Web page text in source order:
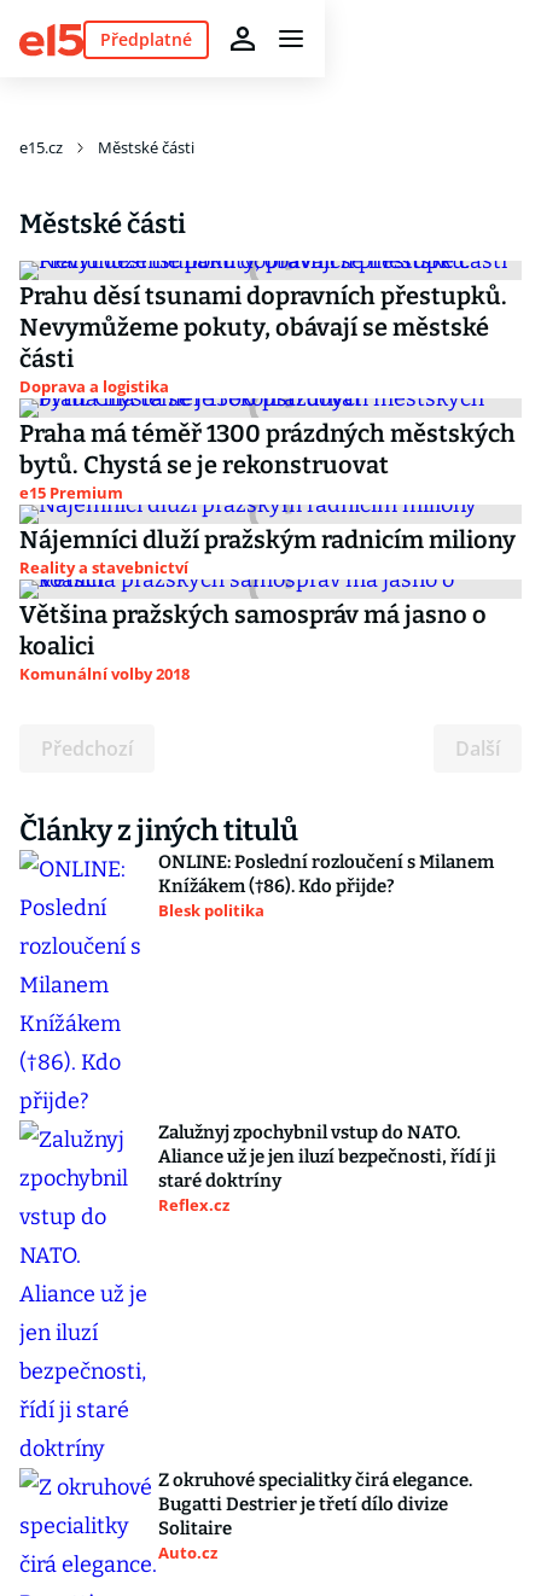
Předplatné
e15.cz Městské části
Městské části
Prahu děsí tsunami dopravních přestupků.
Nevymůžeme pokuty, obávají se městské
části
Doprava a logistika
Praha má téměř 1300 prázdných městských
bytů. Chystá se je rekonstruovat
e15 Premium
Nájemníci dluží pražským radnicím miliony
Reality a stavebnictví
Většina pražských samospráv má jasno o
koalici
Komunální volby 2018
Předchozí Další
Články z jiných titulů
ONLINE: Poslední rozloučení s Milanem
Knížákem (†86). Kdo přijde?
Blesk politika
Zalužnyj zpochybnil vstup do NATO.
Aliance už je jen iluzí bezpečnosti, řídí ji
staré doktríny
Reflex.cz
Z okruhové specialitky čirá elegance.
Bugatti Destrier je třetí dílo divize
Solitaire
Auto.cz